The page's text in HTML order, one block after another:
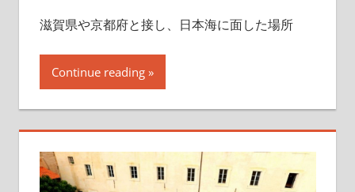
滋賀県や京都府と接し、日本海に面した場所
Continue reading